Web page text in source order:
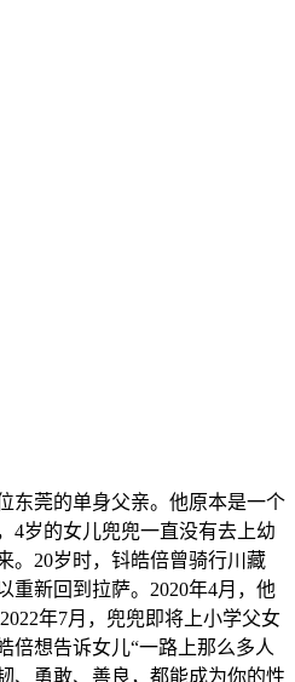
东莞的单身父亲。他原本是一个
4岁的女儿兜兜一直没有去上幼
。20岁时，钭皓倍曾骑行川藏
重新回到拉萨。2020年4月，他
年7月，兜兜即将上小学父女
倍想告诉女儿“一路上那么多人
、勇敢、善良，都能成为你的性